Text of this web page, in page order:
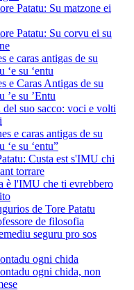
Patatu: Su matzone ei
Patatu: Su corvu ei su
e caras antigas de su
‘e su ‘entu
e Caras Antigas de su
’e su ’Entu
del suo sacco: voci e volti
e caras antigas de su
‘e su ‘entu”
Custa est s'IMU chi
torrare
è l'IMU che ti evrebbero
de Tore Patatu
de filosofia
seguru pro sos
ogni chida
ogni chida, non